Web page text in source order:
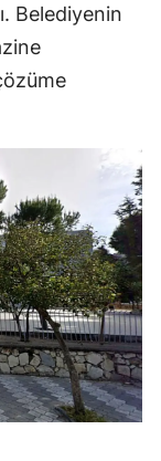
Belediyenin